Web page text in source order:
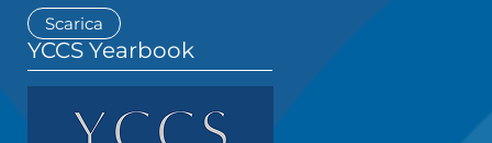
Scarica
YCCS Yearbook